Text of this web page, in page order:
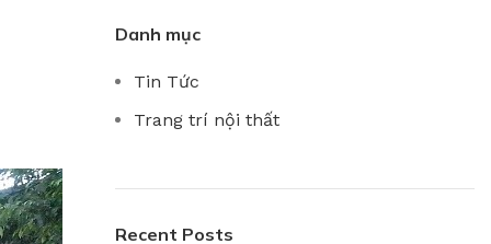
Danh mục
Tin Tức
Trang trí nội thất
Recent Posts